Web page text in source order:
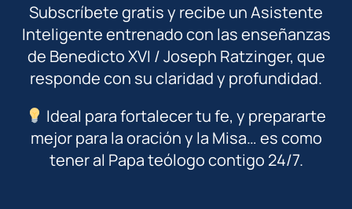
Subscríbete gratis y recibe un Asistente
Inteligente entrenado con las enseñanzas
de Benedicto XVI / Joseph Ratzinger, que
responde con su claridad y profundidad.
Ideal para fortalecer tu fe, y prepararte
mejor para la oración y la Misa… es como
tener al Papa teólogo contigo 24/7.